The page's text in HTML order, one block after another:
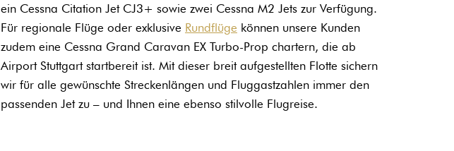
ein Cessna Citation Jet CJ3+ sowie zwei Cessna M2 Jets zur Verfügung.
Für regionale Flüge oder exklusive Rundflüge können unsere Kunden
zudem eine Cessna Grand Caravan EX Turbo-Prop chartern, die ab
Airport Stuttgart startbereit ist. Mit dieser breit aufgestellten Flotte sichern
wir für alle gewünschte Streckenlängen und Fluggastzahlen immer den
passenden Jet zu – und Ihnen eine ebenso stilvolle Flugreise.